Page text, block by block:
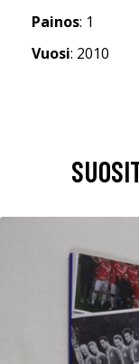
Painos: 1
Vuosi: 2010